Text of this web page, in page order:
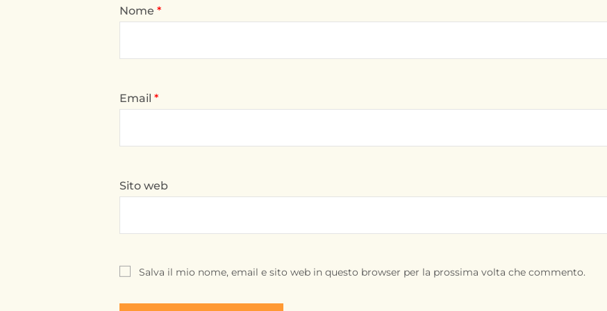
Nome *
Email *
Sito web
Salva il mio nome, email e sito web in questo browser per la prossima volta che commento.